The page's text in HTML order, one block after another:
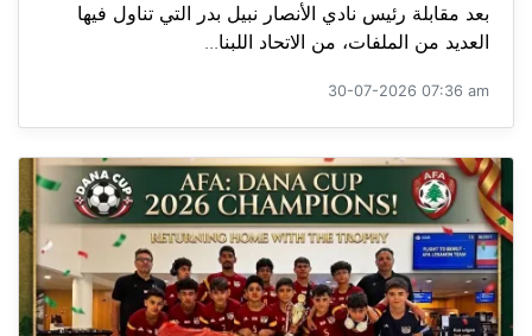
بعد مقابلة رئيس نادي الأنصار نبيل بدر التي تناول فيها
العديد من الملفات، من الاتحاد اللبنا...
30-07-2026 07:36 am